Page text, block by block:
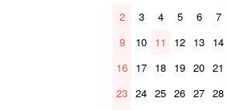
2
3 4 5 6 7
9
10 11 12 13 14
16 17 18 19 20 21
23 24 25 26 27 28